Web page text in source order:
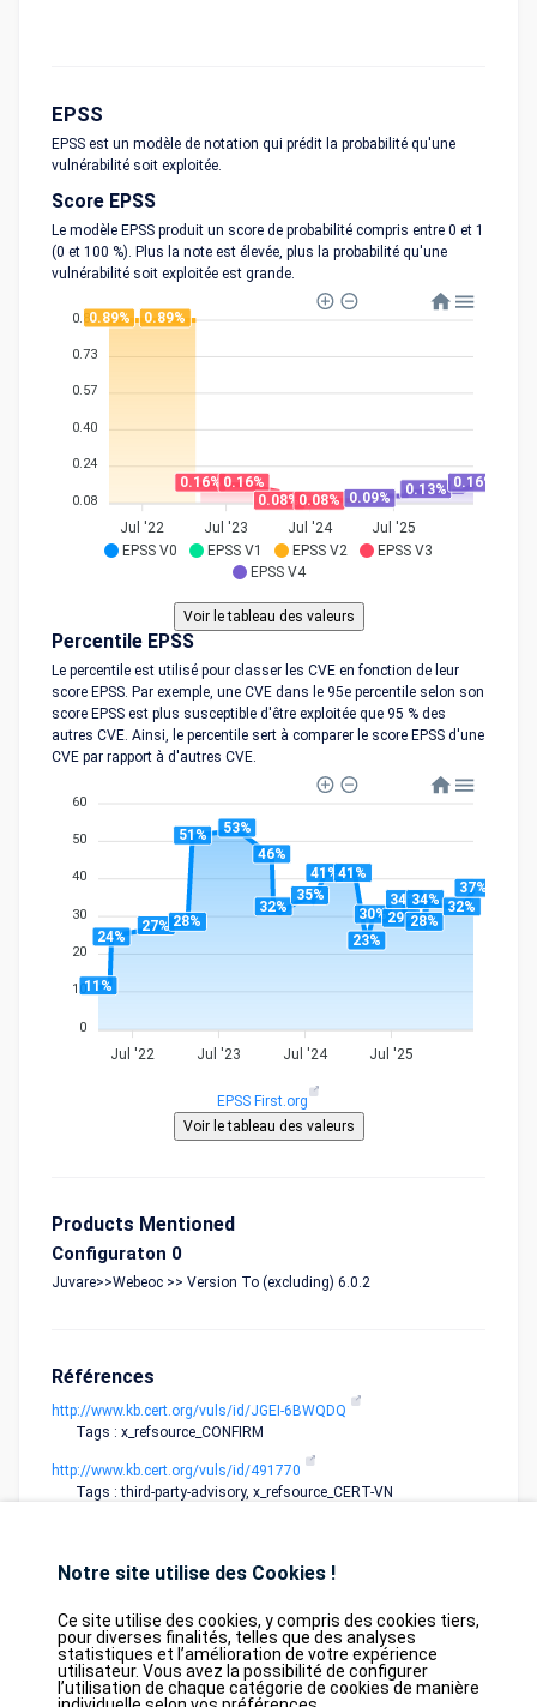
EPSS
EPSS est un modèle de notation qui prédit la probabilité qu'une
vulnérabilité soit exploitée.
Score EPSS
Le modèle EPSS produit un score de probabilité compris entre 0 et 1
(0 et 100 %). Plus la note est élevée, plus la probabilité qu'une
vulnérabilité soit exploitée est grande.
EPSS V0 EPSS V1 EPSS V2
EPSS V3
EPSS V4
0.89
0.73
0.57
0.40
0.24
0.08
0.89% 0.89%
0.16% 0.16%
0.08%0.08% 0.09%
0.13% 0.16%
Jul '22 Jul '23 Jul '24 Jul '25
Percentile EPSS
Le percentile est utilisé pour classer les CVE en fonction de leur
score EPSS. Par exemple, une CVE dans le 95e percentile selon son
score EPSS est plus susceptible d'être exploitée que 95 % des
autres CVE. Ainsi, le percentile sert à comparer le score EPSS d'une
CVE par rapport à d'autres CVE.
60
50
40
30
20
10
0
11%
24%
27% 28%
51%
53%
46%
32%
35%
41%41%
23%
30%29%
34%
28%
34% 32%
37%
Jul '22 Jul '23 Jul '24 Jul '25
EPSS First.org
Products Mentioned
Configuraton 0
Juvare>>Webeoc >> Version To (excluding) 6.0.2
Références
http://www.kb.cert.org/vuls/id/JGEI-6BWQDQ
Tags : x_refsource_CONFIRM
http://www.kb.cert.org/vuls/id/491770
Tags : third-party-advisory, x_refsource_CERT-VN
Database
Partners
GDPR Contact Purchase
Notre site utilise des Cookies !
Ce site utilise des cookies, y compris des cookies tiers,
pour diverses finalités, telles que des analyses
statistiques et l’amélioration de votre expérience
utilisateur. Vous avez la possibilité de configurer
l’utilisation de chaque catégorie de cookies de manière